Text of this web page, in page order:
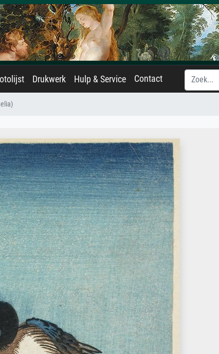
Drukwerk Hulp & Service Contact